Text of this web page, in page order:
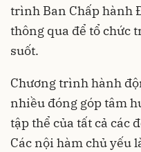
trình Ban Chấp hành
thông qua để tổ chức
suốt.
Chương trình hành
nhiều đóng góp tâm
tập thể của tất cả các
Các nội hàm chủ yếu